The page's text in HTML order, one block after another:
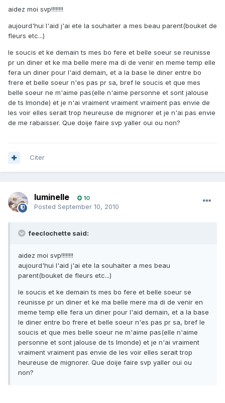
aidez moi svp!!!!!!!!
aujourd'hui l'aid j'ai ete la souhaiter a mes beau parent(bouket de
fleurs etc...)
le soucis et ke demain ts mes bo fere et belle soeur se reunisse
pr un diner et ke ma belle mere ma di de venir en meme temp elle
fera un diner pour l'aid demain, et a la base le diner entre bo
frere et belle soeur n'es pas pr sa, bref le soucis et que mes
belle soeur ne m'aime pas(elle n'aime personne et sont jalouse
de ts lmonde) et je n'ai vraiment vraiment vraiment pas envie de
les voir elles serait trop heureuse de mignorer et je n'ai pas envie
de me rabaisser. Que doije faire svp yaller oui ou non?
Citer
luminelle 10
Posted September 10, 2010
feeclochette said:
aidez moi svp!!!!!!!!
aujourd'hui l'aid j'ai ete la souhaiter a mes beau
parent(bouket de fleurs etc...)
le soucis et ke demain ts mes bo fere et belle soeur se
reunisse pr un diner et ke ma belle mere ma di de venir en
meme temp elle fera un diner pour l'aid demain, et a la base
le diner entre bo frere et belle soeur n'es pas pr sa, bref le
soucis et que mes belle soeur ne m'aime pas(elle n'aime
personne et sont jalouse de ts lmonde) et je n'ai vraiment
vraiment vraiment pas envie de les voir elles serait trop
heureuse de mignorer. Que doije faire svp yaller oui ou
non?